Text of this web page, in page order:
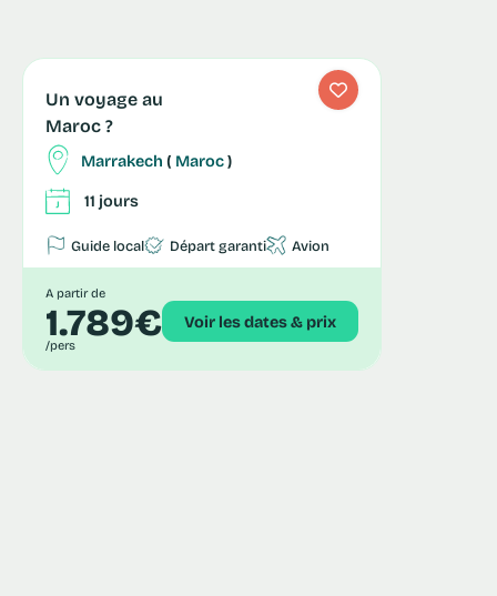
Un voyage au
Maroc ?
Marrakech( Maroc)
11 jours
Guide local Départ garanti Avion
A partir de
1.789€
/pers
Voir les dates & prix